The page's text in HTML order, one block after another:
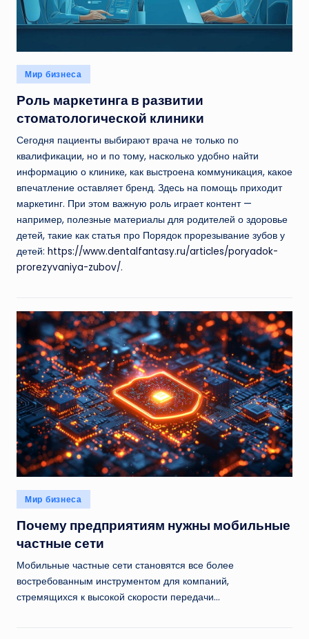
Опубликовано
в
Мир бизнеса
Роль маркетинга в развитии
стоматологической клиники
Сегодня пациенты выбирают врача не только по
квалификации, но и по тому, насколько удобно найти
информацию о клинике, как выстроена коммуникация, какое
впечатление оставляет бренд. Здесь на помощь приходит
маркетинг. При этом важную роль играет контент —
например, полезные материалы для родителей о здоровье
детей, такие как статья про Порядок прорезывание зубов у
детей: https://www.dentalfantasy.ru/articles/poryadok-
prorezyvaniya-zubov/.
Опубликовано
в
Мир бизнеса
Почему предприятиям нужны мобильные
частные сети
Мобильные частные сети становятся все более
востребованным инструментом для компаний,
стремящихся к высокой скорости передачи…